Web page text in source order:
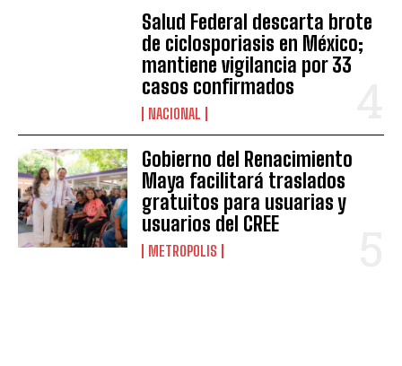
Salud Federal descarta brote
de ciclosporiasis en México;
mantiene vigilancia por 33
casos confirmados
NACIONAL
Gobierno del Renacimiento
Maya facilitará traslados
gratuitos para usuarias y
usuarios del CREE
METROPOLIS